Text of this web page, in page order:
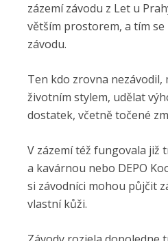
zázemí závodu z Let u
větším prostorem, a tím
závodu.
Ten kdo zrovna
životním stylem, udělat
dostatek, včetně točené
V zázemí též fungovala již
a kavárnou nebo DEPO
si závodníci mohou půjčit
vlastní kůži.